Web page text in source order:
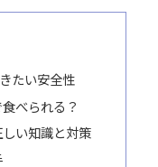
たい安全性
べられる？
い知識と対策